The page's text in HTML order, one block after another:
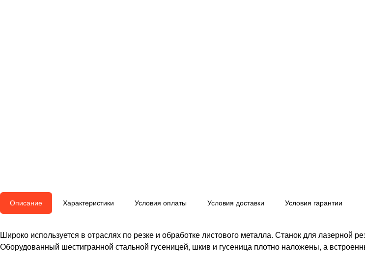
Описание Характеристики Условия оплаты Условия доставки Условия гарантии
Широко используется в отраслях по резке и обработке листового металла. Станок для лазерной
Оборудованный шестигранной стальной гусеницей, шкив и гусеница плотно наложены, а